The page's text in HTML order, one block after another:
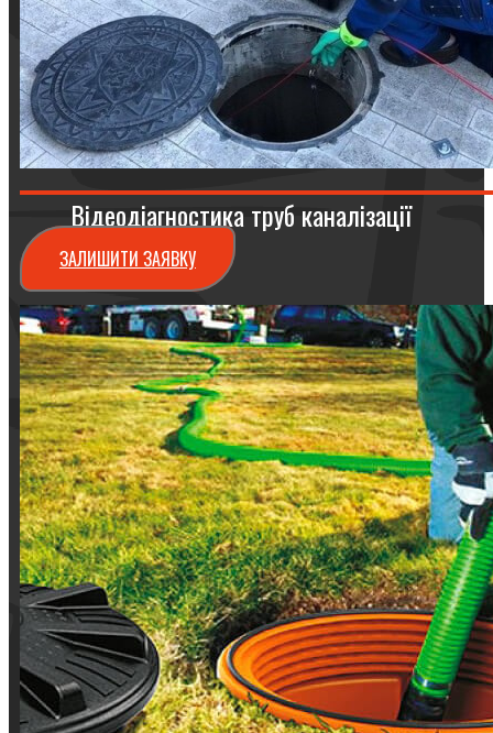
Відеодіагностика труб каналізації
ЗАЛИШИТИ ЗАЯВКУ